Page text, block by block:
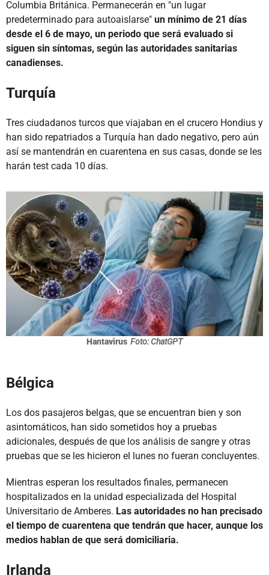
Columbia Británica. Permanecerán en "un lugar
predeterminado para autoaislarse" un mínimo de 21 días
desde el 6 de mayo, un periodo que será evaluado si
siguen sin síntomas, según las autoridades sanitarias
canadienses.
Turquía
Tres ciudadanos turcos que viajaban en el crucero Hondius y
han sido repatriados a Turquía han dado negativo, pero aún
así se mantendrán en cuarentena en sus casas, donde se les
harán test cada 10 días.
Hantavirus Foto: ChatGPT
Bélgica
Los dos pasajeros belgas, que se encuentran bien y son
asintomáticos, han sido sometidos hoy a pruebas
adicionales, después de que los análisis de sangre y otras
pruebas que se les hicieron el lunes no fueran concluyentes.
Mientras esperan los resultados finales, permanecen
hospitalizados en la unidad especializada del Hospital
Universitario de Amberes. Las autoridades no han precisado
el tiempo de cuarentena que tendrán que hacer, aunque los
medios hablan de que será domiciliaria.
Irlanda